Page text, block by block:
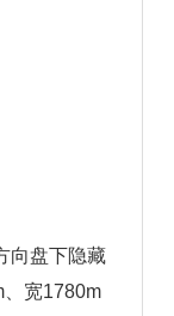
向盘下隐藏
宽1780m